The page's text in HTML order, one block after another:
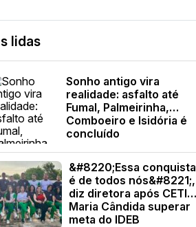
lidas
Sonho antigo vira
realidade: asfalto até
Fumal, Palmeirinha,
Comboeiro e Isidória é
concluído
&#8220;Essa conquista
é de todos nós&#8221;,
diz diretora após CETI
Maria Cândida superar
meta do IDEB